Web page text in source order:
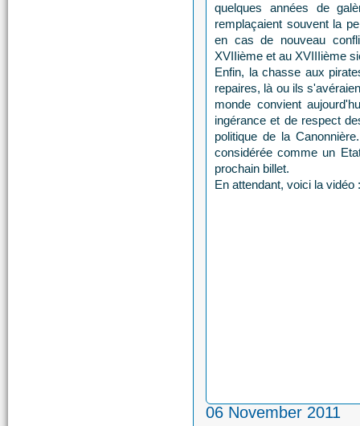
quelques années de
remplaçaient souvent la
en cas de nouveau
XVIIième et au XVIIIième
Enfin, la chasse aux
repaires, là ou ils
monde convient
ingérance et de respect
politique de la
considérée comme un
prochain billet.
En attendant, voici la vidéo
06 November 2011